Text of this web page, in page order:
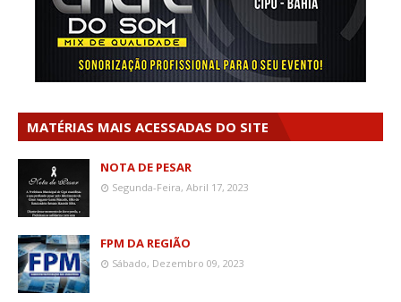
MATÉRIAS MAIS ACESSADAS DO SITE
NOTA DE PESAR
Segunda-Feira, Abril 17, 2023
FPM DA REGIÃO
Sábado, Dezembro 09, 2023